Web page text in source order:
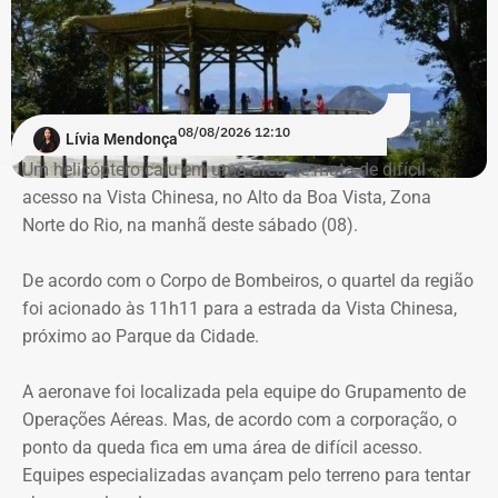
criança de 2 anos — Foto: Reprodução.
O pedido de Búzios à Justiça
Em caráter urgente, antes da apresentação da defesa das
empresas, a prefeitura solicitou:
Preservação integral dos registros dos nove perfis;
Há registro de fogo na região, e militares especializados
em combate a incêndios florestais também foram
mobilizados.
Para dar apoio às buscas do Corpo de Bombeiros, o
ICMBio informou que um pequeno e restrito trecho da
Estrada da Vista Chinesa, em frente ao pagode chinês da
Vista Chinesa, foi interditado. A Vista Chinesa fica dentro
do Parque Nacional da Tijuca
Lívia Mendonça08/08/2026 12:10
Um helicóptero caiu em uma área de mata de difícil
acesso na Vista Chinesa, no Alto da Boa Vista, Zona
Norte do Rio, na manhã deste sábado (08).
De acordo com o Corpo de Bombeiros, o quartel da região
foi acionado às 11h11 para a estrada da Vista Chinesa,
próximo ao Parque da Cidade.
A aeronave foi localizada pela equipe do Grupamento de
Operações Aéreas. Mas, de acordo com a corporação, o
ponto da queda fica em uma área de difícil acesso.
Equipes especializadas avançam pelo terreno para tentar